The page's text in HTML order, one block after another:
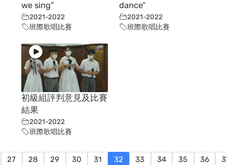
we sing”
2021-2022
班際歌唱比賽
dance”
2021-2022
班際歌唱比賽
初級組評判意見及比賽
結果
2021-2022
班際歌唱比賽
27 28 29 30 31 32 33 34 35 36